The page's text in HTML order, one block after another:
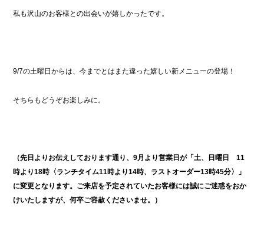
私も沢山のお客様との出会いが嬉しかったです。
9/7の土曜日からは、今までとはまた違った嬉しい新メニューの登場！
そちらもどうぞお楽しみに。
（先日よりお伝えしております通り、9月より営業日が「土、日曜日 11
時より18時〈ランチタイム11時より14時、ラストオーダー13時45分〉」
に変更となります。ご来店を予定されていたお客様には誠にご迷惑をおか
けいたしますが、何卒ご容赦くださいませ。）